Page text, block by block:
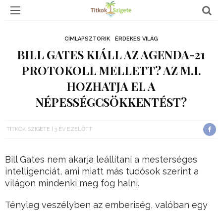
CÍMLAPSZTORIK ÉRDEKES VILÁG
BILL GATES KIÁLL AZ AGENDA-21
PROTOKOLL MELLETT? AZ M.I.
HOZHATJA EL A
NÉPESSÉGCSÖKKENTÉST?
TITKOK SZIGETE 3 ÉV EZELŐTT
Bill Gates nem akarja leállítani a mesterséges
intelligenciát, ami miatt más tudósok szerint a
világon mindenki meg fog halni.
Tényleg veszélyben az emberiség, valóban egy